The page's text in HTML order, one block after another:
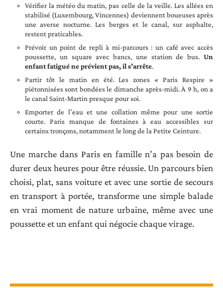
Vérifier la météo du matin, pas celle de la veille. Les allées en
stabilisé (Luxembourg, Vincennes) deviennent boueuses après
une averse nocturne. Les berges et le canal, sur asphalte,
restent praticables.
Prévoir un point de repli à mi-parcours : un café avec accès
poussette, un square avec bancs, une station de bus. Un
enfant fatigué ne prévient pas, il s’arrête.
Partir tôt le matin en été. Les zones « Paris Respire »
piétonnisées sont bondées le dimanche après-midi. À 9 h, on a
le canal Saint-Martin presque pour soi.
Emporter de l’eau et une collation même pour une sortie
courte. Paris manque de fontaines à eau accessibles sur
certains tronçons, notamment le long de la Petite Ceinture.
Une marche dans Paris en famille n’a pas besoin de
durer deux heures pour être réussie. Un parcours bien
choisi, plat, sans voiture et avec une sortie de secours
en transport à portée, transforme une simple balade
en vrai moment de nature urbaine, même avec une
poussette et un enfant qui négocie chaque virage.